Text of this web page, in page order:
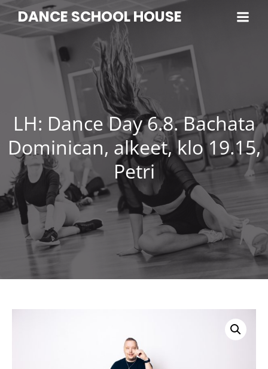
DANCE SCHOOL HOUSE
LH: Dance Day 6.8. Bachata
Dominican, alkeet, klo 19.15,
Petri